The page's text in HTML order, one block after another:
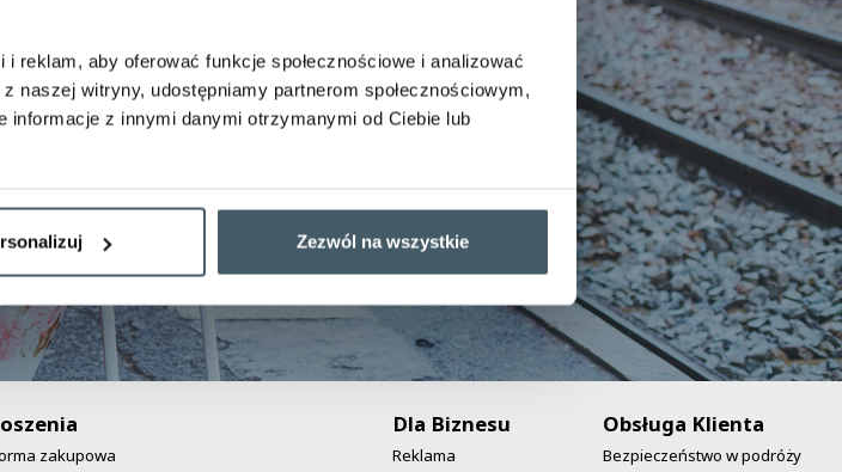
reklam, aby oferować funkcje społecznościowe i analizować
witryny, udostępniamy partnerom społecznościowym,
z innymi danymi otrzymanymi od Ciebie lub
Zezwól na wszystkie
rozkładem
stronę główną!
zakupowa
Dla Biznesu
Reklama
Obsługa Klienta
Bezpieczeństwo w podróży